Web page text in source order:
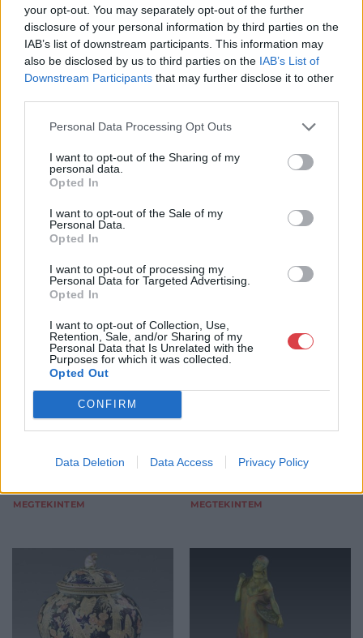
your opt-out. You may separately opt-out of the further
disclosure of your personal information by third parties on the
IAB’s list of downstream participants. This information may
also be disclosed by us to third parties on the IAB’s List of
Downstream Participants that may further disclose it to other
Personal Data Processing Opt Outs
I want to opt-out of the Sharing of my
personal data.
Opted In
I want to opt-out of the Sale of my
Personal Data.
Opted In
I want to opt-out of processing my
Personal Data for Targeted Advertising.
Opted In
I want to opt-out of Collection, Use,
Retention, Sale, and/or Sharing of my
Personal Data that Is Unrelated with the
Purposes for which it was collected.
Opted Out
CONFIRM
Data Deletion Data Access Privacy Policy
Aukció időpontja: 2015-11-12
17:00
MEGTEKINTEM
Aukció időpontja: 2015-11-12
17:00
MEGTEKINTEM
EGYÉB MŰTÁRGY
566. tétel:
566. tétel, Zsolnay
dísztálka
Kikiáltási ár:80 000
Aukció:
67. Művészeti Aukció /
MEGTEKINTEM
EGYÉB MŰTÁRGY
567. tétel, Zsolnay
díszváza
Aukció:
17:00
MEGTEKINTEM